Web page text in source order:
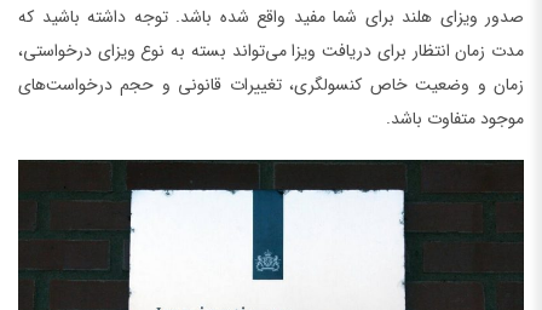
صدور ویزای هلند برای شما مفید واقع شده باشد. توجه داشته باشید که
مدت زمان انتظار برای دریافت ویزا می‌تواند بسته به نوع ویزای درخواستی،
زمان و وضعیت خاص کنسولگری، تغییرات قانونی و حجم درخواست‌های
موجود متفاوت باشد.